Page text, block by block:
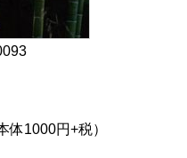
1000円+税）